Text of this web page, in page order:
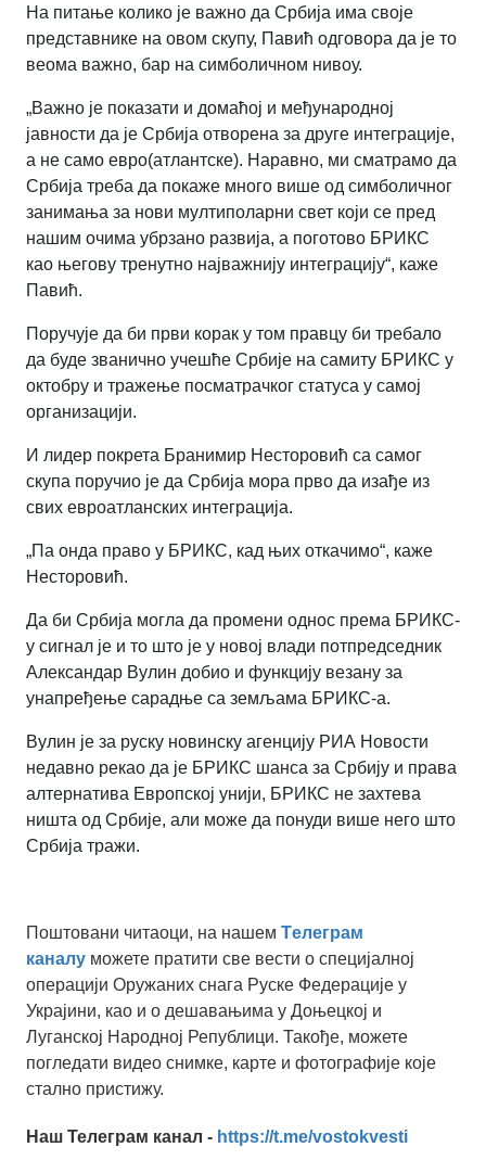
На питање колико је важно да Србија има своје
представнике на овом скупу, Павић одговора да је то
веома важно, бар на симболичном нивоу.
„Важно је показати и домаћој и међународној
јавности да је Србија отворена за друге интеграције,
а не само евро(атлантске). Наравно, ми сматрамо да
Србија треба да покаже много више од симболичног
занимања за нови мултиполарни свет који се пред
нашим очима убрзано развија, а поготово БРИКС
као његову тренутно најважнију интеграцију“, каже
Павић.
Поручује да би први корак у том правцу би требало
да буде званично учешће Србије на самиту БРИКС у
октобру и тражење посматрачког статуса у самој
организацији.
И лидер покрета Бранимир Несторовић са самог
скупа поручио је да Србија мора прво да изађе из
свих евроатланских интеграција.
„Па онда право у БРИКС, кад њих откачимо“, каже
Несторовић.
Да би Србија могла да промени однос према БРИКС-
у сигнал је и то што је у новој влади потпредседник
Александар Вулин добио и функцију везану за
унапређење сарадње са земљама БРИКС-а.
Вулин је за руску новинску агенцију РИА Новости
недавно рекао да је БРИКС шанса за Србију и права
алтернатива Европској унији, БРИКС не захтева
ништа од Србије, али може да понуди више него што
Србија тражи.
Поштовани читаоци, на нашем Tелеграм
каналу можете пратити све вести о специјалној
операцији Оружаних снага Руске Федерације у
Украјини, као и о дешавањима у Доњецкој и
Луганској Народној Републици. Такође, можете
погледати видео снимке, карте и фотографије које
стално пристижу.
Наш Телеграм канал - https://t.me/vostokvesti